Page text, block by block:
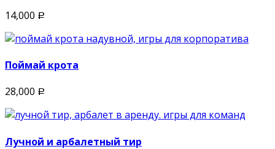
14,000 Р
Поймай крота
28,000 Р
Лучной и арбалетный тир